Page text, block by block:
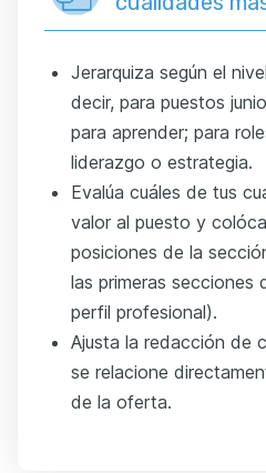
Jerarquiza según el
decir, para puestos
para aprender; para
liderazgo o estrategia.
Evalúa cuáles de tus
valor al puesto y
posiciones de la
las primeras secciones
perfil profesional).
Ajusta la redacción de
se relacione
de la oferta.